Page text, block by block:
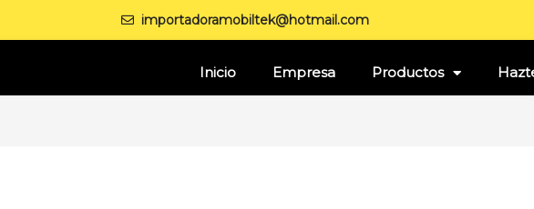
importadoramobiltek@hotmail.com
Inicio Empresa Productos